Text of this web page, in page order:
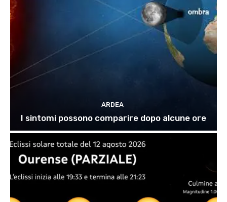
ARDEA
I sintomi possono comparire dopo alcune ore